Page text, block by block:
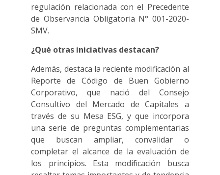
regulación relacionada con el Precedente
de Observancia Obligatoria N° 001-2020-
SMV.
¿Qué otras iniciativas destacan?
Además, destaca la reciente modificación al
Reporte de Código de Buen Gobierno
Corporativo, que nació del Consejo
Consultivo del Mercado de Capitales a
través de su Mesa ESG, y que incorpora
una serie de preguntas complementarias
que buscan ampliar, convalidar o
completar el alcance de la evaluación de
los principios. Esta modificación busca